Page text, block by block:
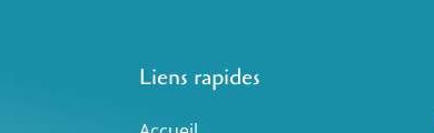
Liens rapides